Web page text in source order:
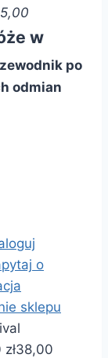
w
po
odmian
o
sklepu
38,00